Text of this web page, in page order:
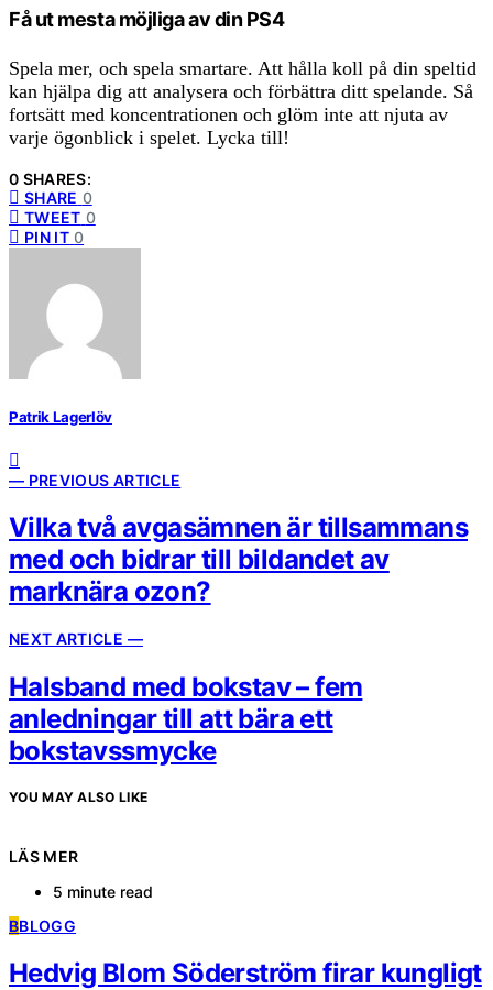
Få ut mesta möjliga av din PS4
Spela mer, och spela smartare. Att hålla koll på din speltid
kan hjälpa dig att analysera och förbättra ditt spelande. Så
fortsätt med koncentrationen och glöm inte att njuta av
varje ögonblick i spelet. Lycka till!
0 SHARES:
SHARE 0
TWEET 0
PIN IT 0
Patrik Lagerlöv
— PREVIOUS ARTICLE
Vilka två avgasämnen är tillsammans
med och bidrar till bildandet av
marknära ozon?
NEXT ARTICLE —
Halsband med bokstav – fem
anledningar till att bära ett
bokstavssmycke
YOU MAY ALSO LIKE
LÄS MER
5 minute read
BBLOGG
Hedvig Blom Söderström firar kungligt